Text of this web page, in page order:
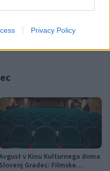
Privacy Policy
Virtič Potočnik
v Kinu Kulturnega doma
Slovenj Gradec: Filmske